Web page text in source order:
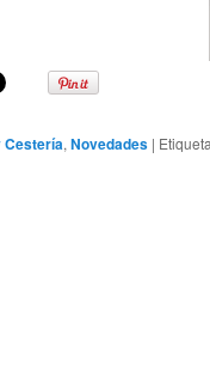
Cestería, Novedades |